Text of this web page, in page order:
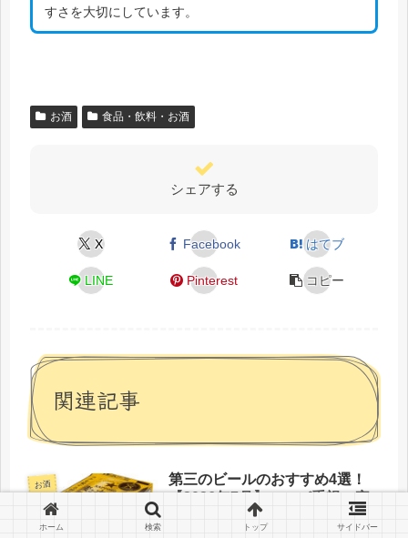
すさを大切にしています。
お酒 食品・飲料・お酒
シェアする
X Facebook はてブ
LINE Pinterest コピー
関連記事
お酒
第三のビールのおすすめ4選！
【2026年7月】コスパ重視の家
飲みで選ぶ人気の缶
ホーム 検索 トップ サイドバー